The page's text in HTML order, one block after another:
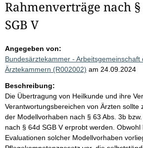
Rahmenverträge nach §
SGB V
Angegeben von:
Bundesärztekammer - Arbeitsgemeinschaft
Ärztekammern (R002002) am 24.09.2024
Beschreibung:
Die Übertragung von Heilkunde und ihre
Verantwortungsbereichen von Ärzten sollte
der Modellvorhaben nach § 63 Abs. 3b
nach § 64d SGB V erprobt werden. Obwohl
Evaluationen solcher Modellvorhaben